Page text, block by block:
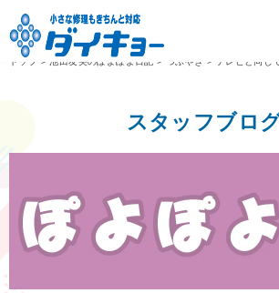
トップ
> 池田友美のぽよぽよ日記 > つぶやき > テレビと同じ
スタッフブロ